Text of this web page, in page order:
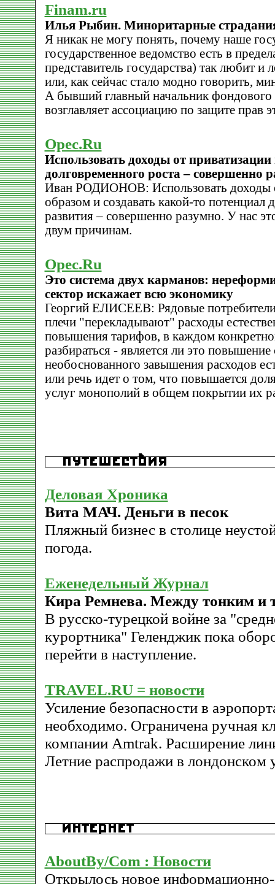
Finam.ru
Илья Рыбин. Миноритарные
Я никак не могу понять, почему наше
государственное ведомство есть в
представитель государства) так любит и
или, как сейчас стало модно говорить,
А бывший главный начальник фондового
возглавляет ассоциацию по защите прав
Opec.Ru
Использовать доходы от
долговременного роста – совершенно
Иван РОДИОНОВ: Использовать доходы
образом и создавать какой-то потенциал
развития – совершенно разумно. У нас
двум причинам.
Opec.Ru
Это система двух карманов:
сектор искажает всю экономику
Георгий ЕЛИСЕЕВ: Рядовые
плечи "перекладывают" расходы
повышения тарифов, в каждом
разбираться - является ли это повышение
необоснованного завышения расходов
или речь идет о том, что повышается
услуг монополий в общем покрытии их
Деловая Хроника
Вита МАЧ. Деньги в песок
Пляжный бизнес в столице
погода.
Еженедельный Журнал
Кира Ремнева. Между тонким и
В русско-турецкой войне за
курортника" Геленджик пока
перейти в наступление.
TRAVEL.RU = новости
Усиление безопасности в
необходимо. Ограничена ручная
компании Amtrak. Расширение
Летние распродажи в лондонском
AboutBy/Com : Новости
Открылось новое информационно-